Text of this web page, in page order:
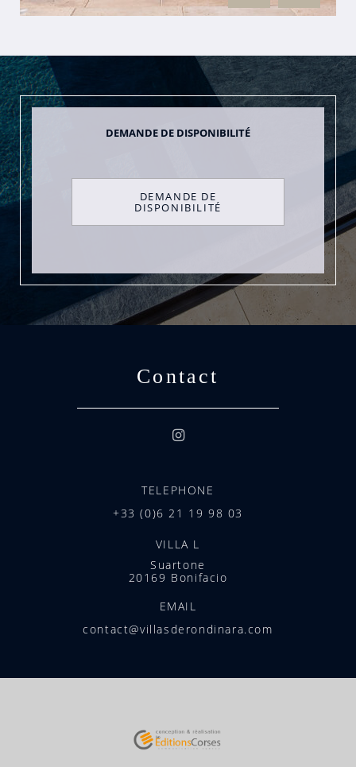
DEMANDE DE DISPONIBILITÉ
Contact
TELEPHONE
+33 (0)6 21 19 98 03
VILLA L
Suartone
20169 Bonifacio
EMAIL
contact@villasderondinara.com